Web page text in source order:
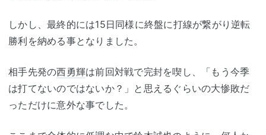
しかし、最終的には15日同様に終盤に打線が繋がり逆転
勝利を納める事となりました。
相手先発の西勇輝は前回対戦で完封を喫し、「もう今季
は打てないのではないか？」と思えるぐらいの大惨敗だ
っただけに意外な事でした。